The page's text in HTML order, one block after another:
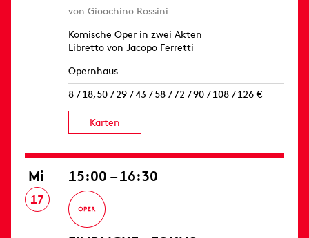
von Gioachino Rossini
Komische Oper in zwei Akten
Libretto von Jacopo Ferretti
Opernhaus
8 / 18,50 / 29 / 43 / 58 / 72 / 90 / 108 / 126 €
Karten
Mi
17
15:00 – 16:30